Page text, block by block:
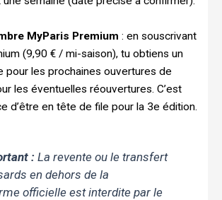
MyParis Premium : en souscrivant
(9,90 € / mi-saison), tu obtiens un
pour les prochaines ouvertures de
les éventuelles réouvertures. C’est
d’être en tête de file pour la 3e édition.
: La revente ou le transfert
en dehors de la
officielle est interdite par le